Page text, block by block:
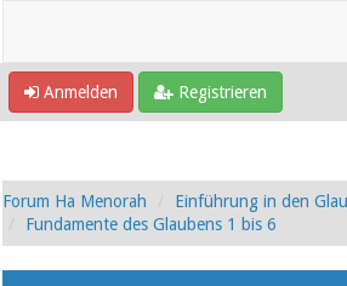
Anmelden Registrieren
Forum Ha Menorah
Einführung in den
Fundamente des Glaubens 1 bis 6